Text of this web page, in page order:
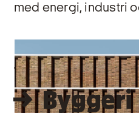
med energi, industri
Vores rådgivning
Byggeri